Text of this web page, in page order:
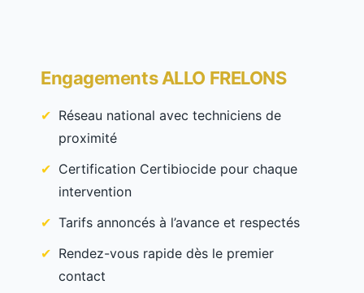
Engagements ALLO FRELONS
Réseau national avec techniciens de
proximité
Certification Certibiocide pour chaque
intervention
Tarifs annoncés à l’avance et respectés
Rendez-vous rapide dès le premier
contact